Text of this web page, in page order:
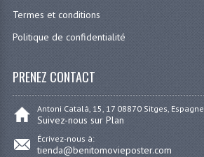
Termes et conditions
Politique de confidentialité
PRENEZ CONTACT
Antoni Catalá, 15, 17 08870 Sitges, Espagne
Suivez-nous sur Plan
Écrivez-nous à:
tienda@benitomovieposter.com